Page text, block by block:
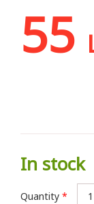
55
In stock
Quantity *